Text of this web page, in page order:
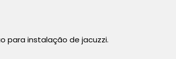
para instalação de jacuzzi.